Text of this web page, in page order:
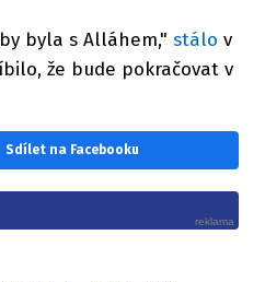
byla s Alláhem," stálo v
že bude pokračovat v
Sdílet na Facebooku